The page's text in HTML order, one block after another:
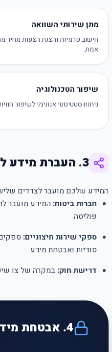
מתן שירותי השוואה
חישוב פרמיות והצגת הצעות מחיר
אמת.
שיפור הטכנולוגיה
ניתוח סטטיסטי אנונימי לשיפור
3. העברת מידע לצדדים שלישיים
המידע שלכם מועבר לצדדים
חברות ביטוח: המידע מועבר
פוליסה.
ספקי שירות חיצוניים:
סודיות ואבטחת מידע.
דרישת חוק: במקרה של צו
4. אבטחת מידע והעברה לחו"ל